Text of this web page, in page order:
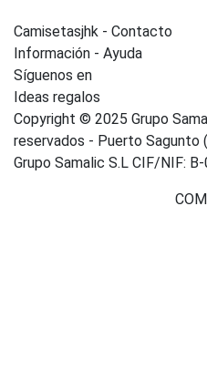
Camisetasjhk - Contacto
Información - Ayuda
Síguenos en
Ideas regalos
Copyright © 2025 Grupo
reservados - Puerto Sagunto
Grupo Samalic S.L CIF/NIF: